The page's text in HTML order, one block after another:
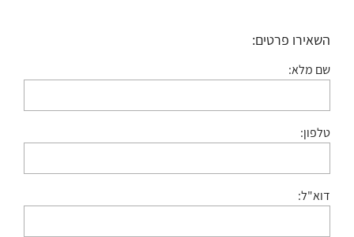
השאירו פרטים:
שם מלא:
טלפון:
דוא"ל: